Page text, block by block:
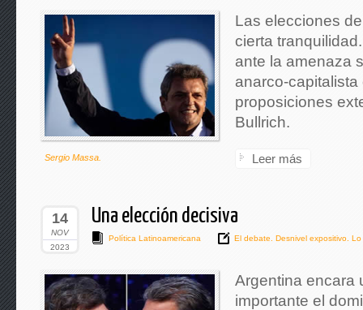
Sergio Massa.
Las elecciones
cierta
ante la amenaza
anarco-
proposiciones
Bullrich.
Leer más
14
NOV
2023
Una elección decisiva
Política Latinoamericana El debate. Desnivel expositivo.
Argentina encara
importante el